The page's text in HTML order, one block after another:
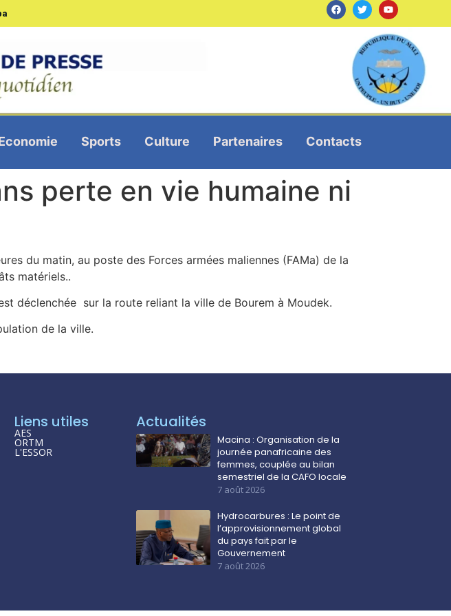
Sports Culture Partenaires Contacts
perte en vie humaine ni
du matin, au poste des Forces armées maliennes (FAMa) de la
matériels..
déclenchée sur la route reliant la ville de Bourem à Moudek.
de la ville.
Liens utiles
AES
ORTM
L'ESSOR
Actualités
Macina : Organisation de la
journée panafricaine des
femmes, couplée au bilan
semestriel de la CAFO locale
7 août 2026
Hydrocarbures : Le point de
l’approvisionnement global
du pays fait par le
Gouvernement
7 août 2026